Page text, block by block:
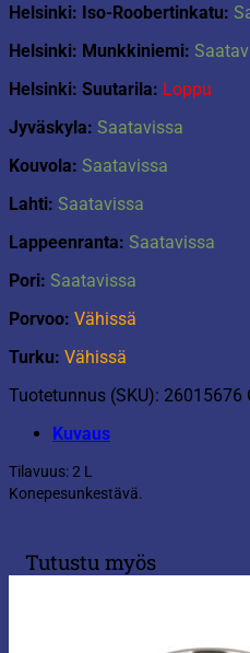
Helsinki: Iso-Roobertinkatu:
Helsinki: Munkkiniemi:
Helsinki: Suutarila: Loppu
Jyväskyla: Saatavissa
Kouvola: Saatavissa
Lahti: Saatavissa
Lappeenranta: Saatavissa
Pori: Saatavissa
Porvoo: Vähissä
Turku: Vähissä
Tuotetunnus (SKU): 26015676
Kuvaus
Tilavuus: 2 L
Konepesunkestävä.
Tutustu myös